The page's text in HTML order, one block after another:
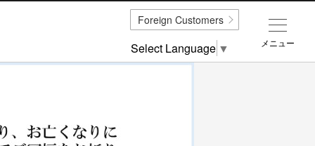
メニュー
Foreign Customers
Select Language ▼